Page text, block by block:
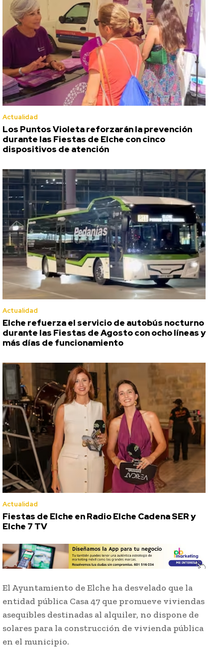
Actualidad
Los Puntos Violeta reforzarán la prevención
durante las Fiestas de Elche con cinco
dispositivos de atención
Actualidad
Elche refuerza el servicio de autobús nocturno
durante las Fiestas de Agosto con ocho líneas y
más días de funcionamiento
Actualidad
Fiestas de Elche en Radio Elche Cadena SER y
Elche 7 TV
El Ayuntamiento de Elche ha desvelado que la
entidad pública Casa 47 que promueve viviendas
asequibles destinadas al alquiler, no dispone de
solares para la construcción de vivienda pública
en el municipio.